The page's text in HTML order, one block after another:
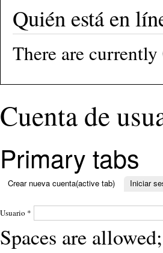
Quién está en
There are
Cuenta de
Primary tabs
Crear nueva cuenta(active tab) Iniciar
Usuario *
Spaces are